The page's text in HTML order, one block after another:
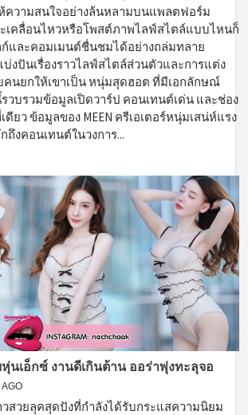
วามสนใจอย่างล้นหลามบนแพลตฟอร์ม
ะเคลื่อนไหวหรือโพสต์ภาพไลฟ์สไตล์แบบไหนก็
ก์และคอมเมนต์ชื่นชมได้อย่างถล่มทลาย
งปันเรื่องราวไลฟ์สไตล์ส่วนตัวและการแต่ง
นยกให้เขาเป็น หนุ่มสุดฮอต ที่มีเอกลักษณ์
วบรวมข้อมูลเปิดวาร์ป คอนเทนต์เด่น และช่อง
ยว ข้อมูลของ MEEN ครีเอเตอร์หนุ่มเสน่ห์แรง
ถึงคอนเทนต์ในวงการ...
หุ่นเอ็กซ์ งานดีเกินต้าน ออร่าพุ่งทะลุจอ
วสวยลุคสุดปังที่กำลังได้รับกระแสความนิยม